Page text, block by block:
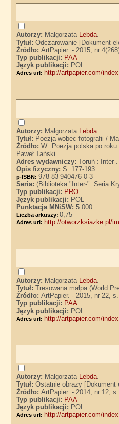
Autorzy: Małgorzata Lebda.
Tytuł:Odczarowanie [Dokument
Źródło:ArtPapier. - 2015, nr
Typ publikacji: PAA
Język publikacji: POL
Adres url: http://artpapier.com/
Autorzy: Małgorzata Lebda.
Tytuł: Poezja wobec fotografii /
Źródło:W: Poezja polska po
Paweł Tański
Adres wydawniczy:Toruń : Inter-
Opis fizyczny:S. 177-193
p-ISBN:978-83-940476-0-3
Seria:(Biblioteka "Inter-". Seria
Typ publikacji: PRO
Język publikacji: POL
Punktacja MNiSW:5.000
Liczba arkuszy:0,75
Adres url: http://otworzksiazke.pl/
Autorzy: Małgorzata Lebda.
Tytuł:Tresowana małpa (World
Źródło:ArtPapier. - 2015, nr 22,
Typ publikacji: PAA
Język publikacji: POL
Adres url: http://artpapier.com/
Autorzy: Małgorzata Lebda.
Tytuł:Ostatnie obrazy [Dokument
Źródło:ArtPapier. - 2014, nr 12,
Typ publikacji: PAA
Język publikacji: POL
Adres url: http://artpapier.com/